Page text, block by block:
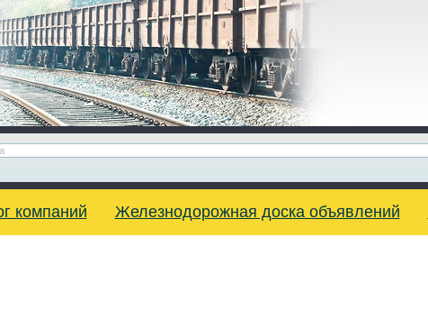
компаний Железнодорожная доска объявлений